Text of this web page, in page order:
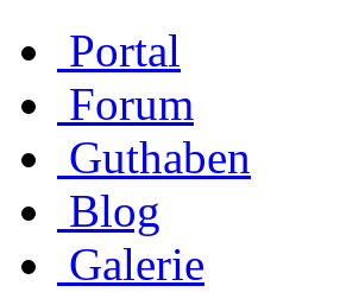
Portal
Forum
Guthaben
Blog
Galerie